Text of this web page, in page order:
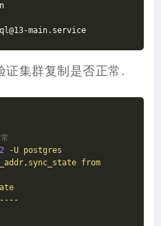
集群复制是否正常.
-U postgres
from